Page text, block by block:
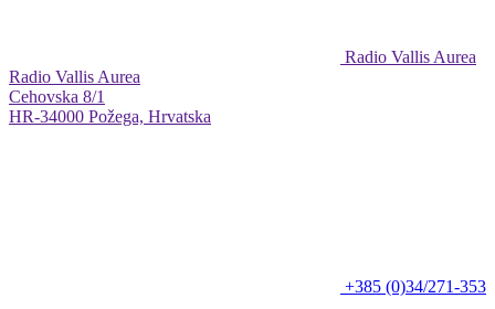
Radio Vallis Aurea
Radio Vallis Aurea
Cehovska 8/1
HR-34000 Požega, Hrvatska
+385 (0)34/271-353